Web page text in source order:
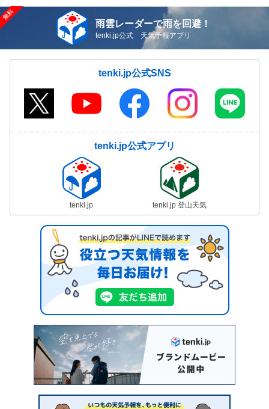
雨雲レーダーで雨を回避！
tenki.jp公式 天気予報アプリ
tenki.jp公式SNS
tenki.jp公式アプリ
tenki.jp tenki.jp 登山天気